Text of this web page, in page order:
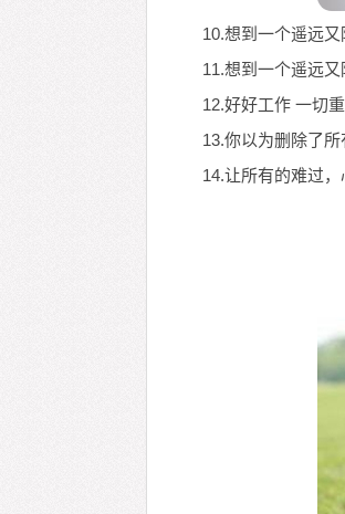
10.想到一个遥远
11.想到一个遥远
12.好好工作 一切
13.你以为删除了
14.让所有的难过